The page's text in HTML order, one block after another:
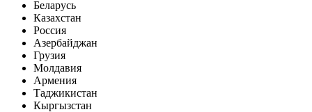
Беларусь
Казахстан
Россия
Азербайджан
Грузия
Молдавия
Армения
Таджикистан
Кыргызстан